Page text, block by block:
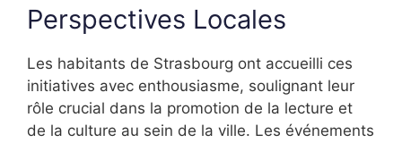
Perspectives Locales
Les habitants de Strasbourg ont accueilli ces
initiatives avec enthousiasme, soulignant leur
rôle crucial dans la promotion de la lecture et
de la culture au sein de la ville. Les événements